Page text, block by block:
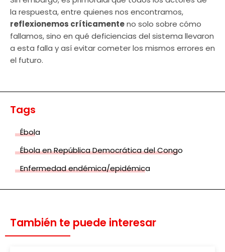
la respuesta, entre quienes nos encontramos,
reflexionemos críticamenteno solo sobre cómo
fallamos, sino en qué deficiencias del sistema llevaron
a esta falla y así evitar cometer los mismos errores en
el futuro.
Tags
Ébola
Ébola en República Democrática del Congo
Enfermedad endémica/epidémica
También te puede interesar